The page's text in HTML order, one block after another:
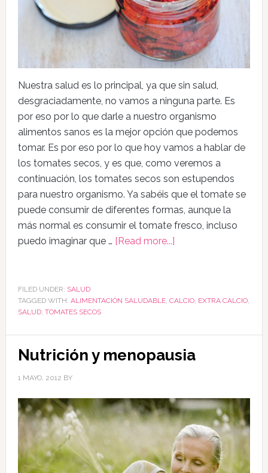
Nuestra salud es lo principal, ya que sin salud,
desgraciadamente, no vamos a ninguna parte. Es
por eso por lo que darle a nuestro organismo
alimentos sanos es la mejor opción que podemos
tomar. Es por eso por lo que hoy vamos a hablar de
los tomates secos, y es que, como veremos a
continuación, los tomates secos son estupendos
para nuestro organismo. Ya sabéis que el tomate se
puede consumir de diferentes formas, aunque la
más normal es consumir el tomate fresco, incluso
puedo imaginar que … [Read more...]
FILED UNDER: SALUD
TAGGED WITH: ALIMENTACIÓN SALUDABLE, CALCIO, EXTRA CALCIO,
SALUD, TOMATES SECOS
Nutrición y menopausia
1 MAYO, 2012 BY